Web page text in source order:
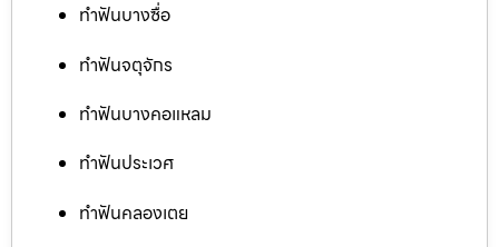
ทำฟันบางซื่อ
ทำฟันจตุจักร
ทำฟันบางคอแหลม
ทำฟันประเวศ
ทำฟันคลองเตย